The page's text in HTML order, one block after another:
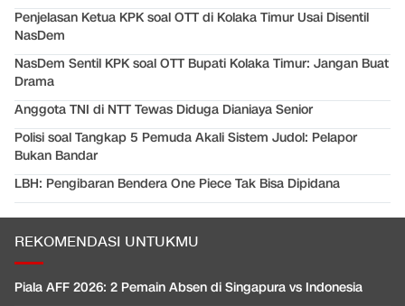
Penjelasan Ketua KPK soal OTT di Kolaka Timur Usai Disentil
NasDem
NasDem Sentil KPK soal OTT Bupati Kolaka Timur: Jangan Buat
Drama
Anggota TNI di NTT Tewas Diduga Dianiaya Senior
Polisi soal Tangkap 5 Pemuda Akali Sistem Judol: Pelapor
Bukan Bandar
LBH: Pengibaran Bendera One Piece Tak Bisa Dipidana
REKOMENDASI UNTUKMU
Piala AFF 2026: 2 Pemain Absen di Singapura vs Indonesia